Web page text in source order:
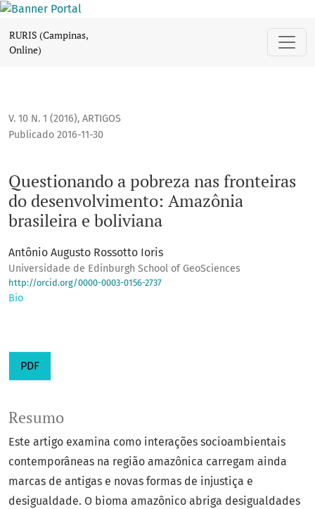
RURIS (Campinas,
Online)
V. 10 N. 1 (2016), ARTIGOS
Questionando a pobreza nas fronteiras
do desenvolvimento: Amazônia
brasileira e boliviana
Publicado 2016-11-30
Antônio Augusto Rossotto Ioris
Universidade de Edinburgh School of GeoSciences
http://orcid.org/0000-0003-0156-2737
Bio
PDF
Resumo
Este artigo examina como interações socioambientais
contemporâneas na região amazônica carregam ainda
marcas de antigas e novas formas de injustiça e
desigualdade. O bioma amazônico abriga desigualdades